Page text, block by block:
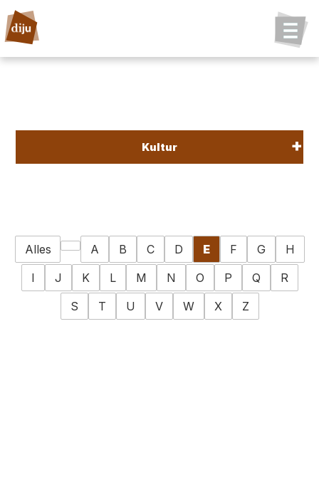
Kultur
Alles A B C D E F G
H
I
J K L M N O P Q
R
S
T U V W X Z